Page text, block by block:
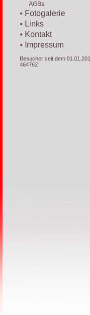
AGBs
• Fotogalerie
• Links
• Kontakt
• Impressum
Besucher seit dem
464762